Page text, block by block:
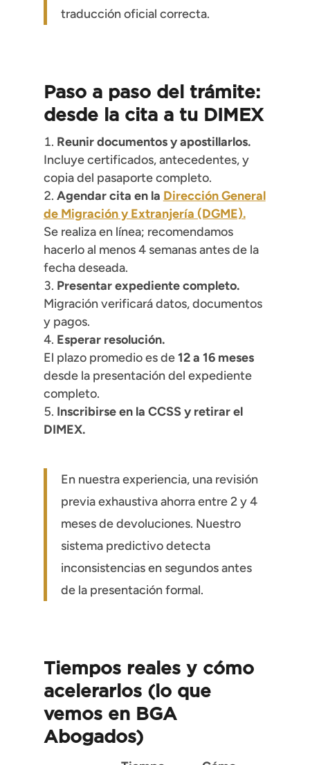
traducción oficial correcta.
Paso a paso del trámite:
desde la cita a tu DIMEX
Reunir documentos y apostillarlos.
Incluye certificados, antecedentes, y
copia del pasaporte completo.
Agendar cita en la Dirección General
de Migración y Extranjería (DGME).
Se realiza en línea; recomendamos
hacerlo al menos 4 semanas antes de la
fecha deseada.
Presentar expediente completo.
Migración verificará datos, documentos
y pagos.
Esperar resolución.
El plazo promedio es de12 a 16 meses
desde la presentación del expediente
completo.
Inscribirse en la CCSS y retirar el
DIMEX.
En nuestra experiencia, una revisión
previa exhaustiva ahorra entre 2 y 4
meses de devoluciones. Nuestro
sistema predictivo detecta
inconsistencias en segundos antes
de la presentación formal.
Tiempos reales y cómo
acelerarlos (lo que
vemos en BGA
Abogados)